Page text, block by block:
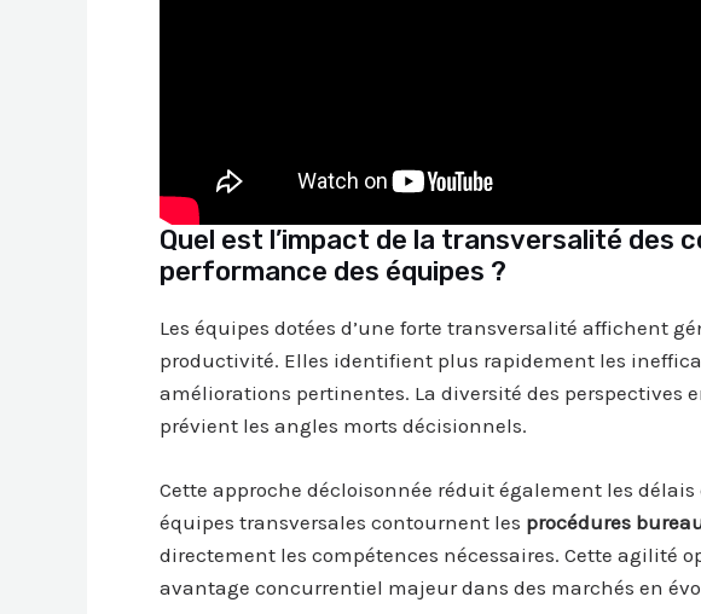
Quel est l’impact de la transversalité des
performance des équipes ?
Les équipes dotées d’une forte transversalité affichent
productivité. Elles identifient plus rapidement les
améliorations pertinentes. La diversité des perspectives
prévient les angles morts décisionnels.
Cette approche décloisonnée réduit également les délais
équipes transversales contournent les procédures
directement les compétences nécessaires. Cette agilité
avantage concurrentiel majeur dans des marchés en